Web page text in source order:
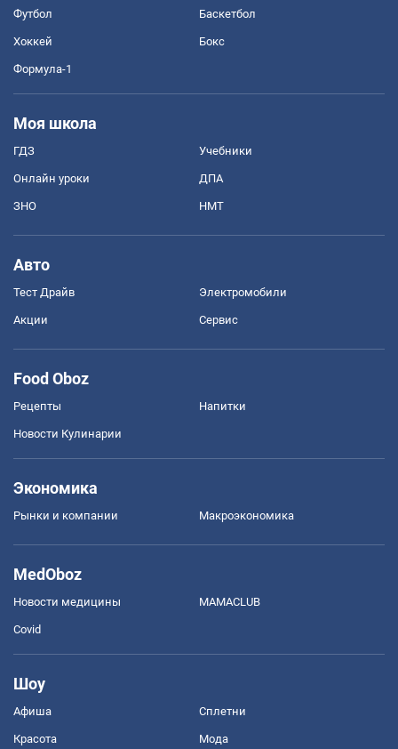
Футбол Баскетбол
Хоккей Бокс
Формула-1
Моя школа
ГДЗ Учебники
Онлайн уроки ДПА
ЗНО НМТ
Авто
Тест Драйв Электромобили
Акции Сервис
Food Oboz
Рецепты Напитки
Новости Кулинарии
Экономика
Рынки и компании Mакроэкономика
MedOboz
Новости медицины MAMACLUB
Covid
Шоу
Афиша Сплетни
Красота Мода